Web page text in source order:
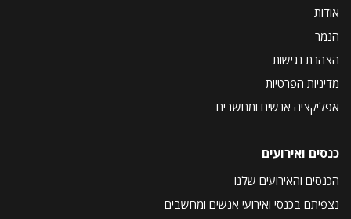
אודות
הנמר
הצהרת נגישות
מדיניות הפרטיות
אפליקציה אנשים ומחשבים
כנסים ואירועים
הכנסים והאירועים שלנו
נצפיתם בכנסי ואירועי אנשים ומחשבים